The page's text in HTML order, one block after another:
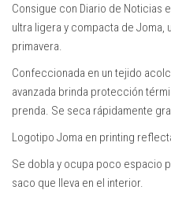
Consigue con Diario de Noticias
ultra ligera y compacta de Joma,
primavera.
Confeccionada en un tejido
avanzada brinda protección
prenda. Se seca rápidamente
Logotipo Joma en printing
Se dobla y ocupa poco espacio
saco que lleva en el interior.